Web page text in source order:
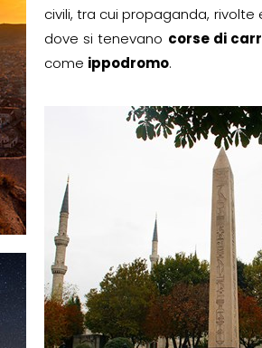
civili, tra cui propaganda,
dove si tenevano corse di
come ippodromo.